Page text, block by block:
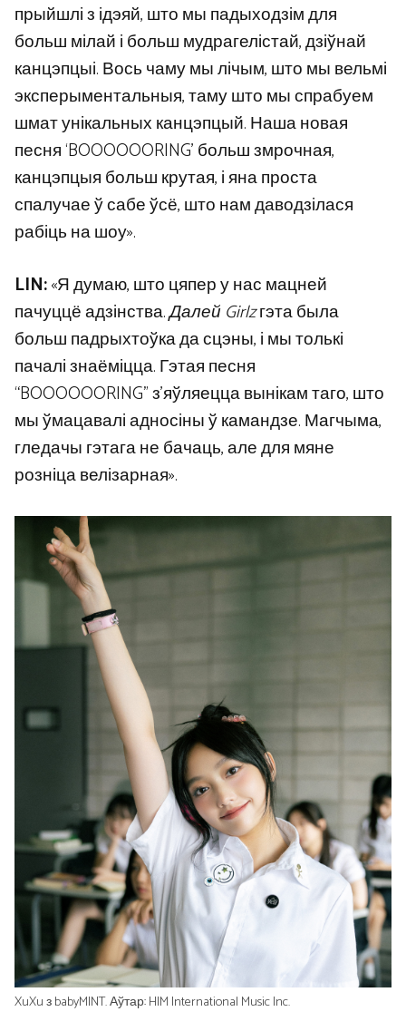
прыйшлі з ідэяй, што мы падыходзім для
больш мілай і больш мудрагелістай, дзіўнай
канцэпцыі. Вось чаму мы лічым, што мы вельмі
эксперыментальныя, таму што мы спрабуем
шмат унікальных канцэпцый. Наша новая
песня ‘BOOOOOORING’ больш змрочная,
канцэпцыя больш крутая, і яна проста
спалучае ў сабе ўсё, што нам даводзілася
рабіць на шоу».
LIN:«Я думаю, што цяпер у нас мацней
пачуццё адзінства.Далей Girlzгэта была
больш падрыхтоўка да сцэны, і мы толькі
пачалі знаёміцца. Гэтая песня
“BOOOOOORING” з’яўляецца вынікам таго, што
мы ўмацавалі адносіны ў камандзе. Магчыма,
гледачы гэтага не бачаць, але для мяне
розніца велізарная».
XuXu з babyMINT. Аўтар: HIM International Music Inc.